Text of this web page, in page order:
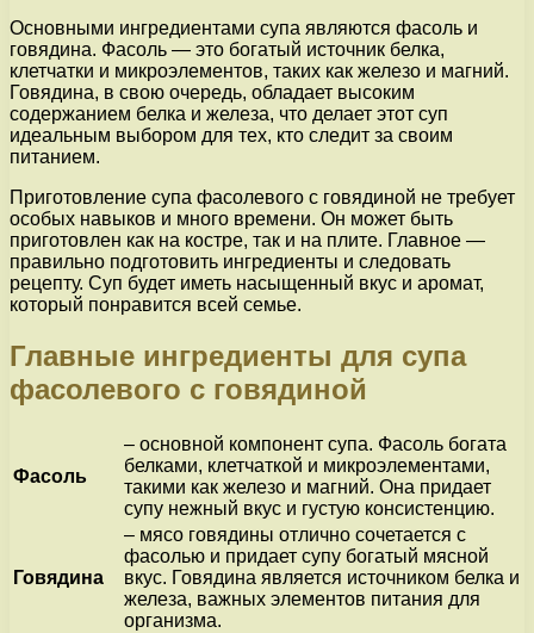
Основными ингредиентами супа являются фасоль и
говядина. Фасоль — это богатый источник белка,
клетчатки и микроэлементов, таких как железо и магний.
Говядина, в свою очередь, обладает высоким
содержанием белка и железа, что делает этот суп
идеальным выбором для тех, кто следит за своим
питанием.
Приготовление супа фасолевого с говядиной не требует
особых навыков и много времени. Он может быть
приготовлен как на костре, так и на плите. Главное —
правильно подготовить ингредиенты и следовать
рецепту. Суп будет иметь насыщенный вкус и аромат,
который понравится всей семье.
Главные ингредиенты для супа
фасолевого с говядиной
Фасоль
– основной компонент супа. Фасоль богата
белками, клетчаткой и микроэлементами,
такими как железо и магний. Она придает
супу нежный вкус и густую консистенцию.
Говядина
– мясо говядины отлично сочетается с
фасолью и придает супу богатый мясной
вкус. Говядина является источником белка и
железа, важных элементов питания для
организма.